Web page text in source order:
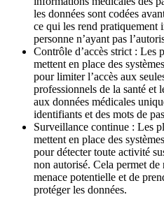
les données sont codées
ce qui les rend pratiquement
personne n’ayant pas
Contrôle d’accès strict : Les
mettent en place des
pour limiter l’accès aux
professionnels de la santé et
aux données médicales
identifiants et des mots de
Surveillance continue : Les
mettent en place des
pour détecter toute activité
non autorisé. Cela permet de
menace potentielle et de
protéger les données.